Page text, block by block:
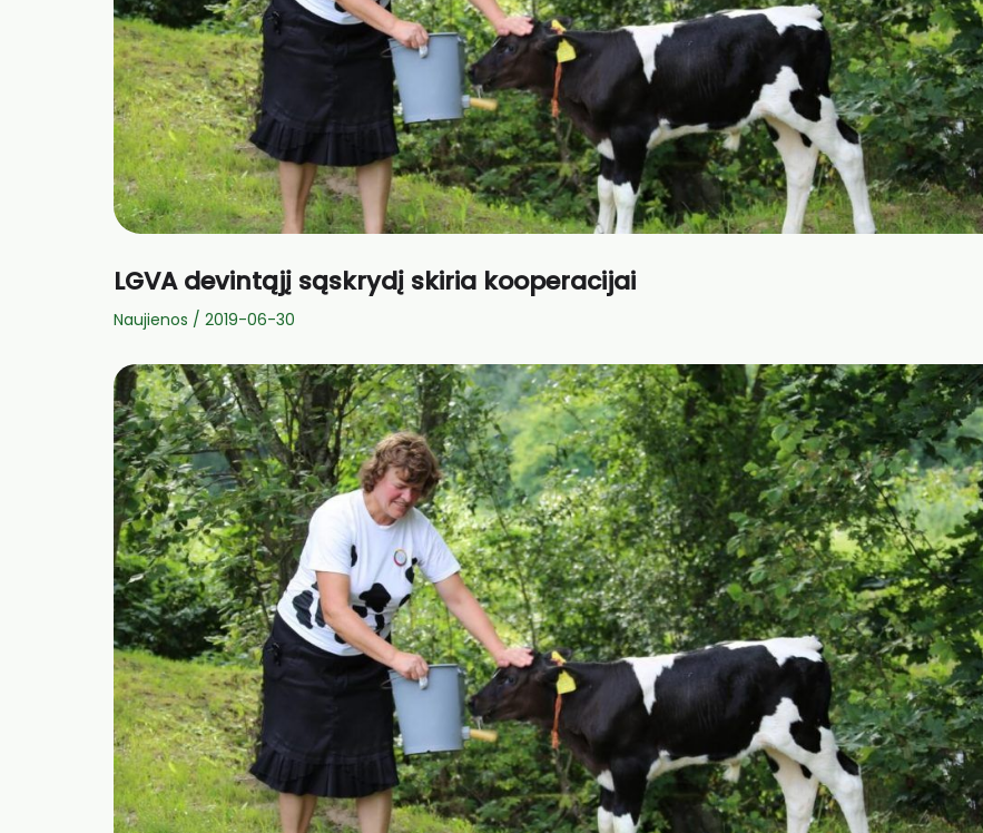
LGVA devintąjį sąskrydį skiria kooperacijai
Naujienos / 2019-06-30